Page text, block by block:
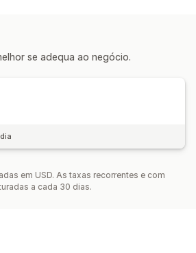
da compra
se adequa ao negócio.
em USD. As taxas recorrentes e com
a cada 30 dias.